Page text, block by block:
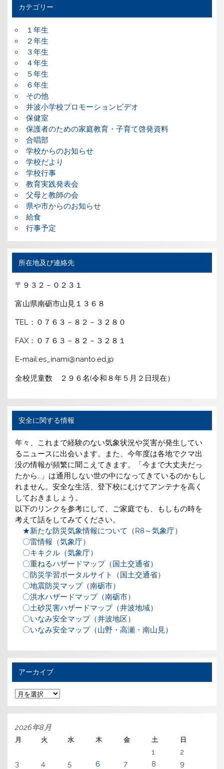
カテゴリー
１年生
２年生
３年生
４年生
５年生
６年生
その他
井波小学校プロモーションビデオ
保健室
保護者のための家庭教育・子育て啓発資料
合唱部
学校からのお知らせ
学校だより
学校行事
教育実践発表会
父母と教師の会
県や市からのお知らせ
給食
行事予定
所在地及び連絡先
〒９３２－０２３１
富山県南砺市山見１３６８
TEL：０７６３－８２－３２８０
FAX：０７６３－８２－３２８１
E-mail:es_inami@nanto.ed.jp
全校児童数 ２９６名(令和８年５月２日現在）
安全に関する情報
年々、これまで経験のない気象状況や災害が発生してい
るニュースに出会います。また、今年度は各地でクマ出
没の情報が頻繁に聞こえてきます。「今まで大丈夫だっ
たから…」は通用しない世の中になってきているのかもし
れません。安全な生活、登下校にむけてアンテナを高く
しておきましょう。
以下のリンクを参考にして、ご家庭でも、もしもの時を
考えて話をしてみてください。
★新たな防災気象情報について（R8～気象庁）
〇雷情報（気象庁）
〇キキクル（気象庁）
〇重ねるハザードマップ（国土交通省）
〇防災学習ポータルサイト（国土交通省）
〇地震防災マップ（南砺市）
〇洪水ハザードマップ（南砺市）
〇土砂災害ハザードマップ（井波地域）
〇いなみ安全マップ（井波地区）
〇いなみ安全マップ（山野・高瀬・南山見）
アーカイブ
ア
ー
カ
イ
2026年8月
月 火 水 木 金 土 日
1
2
3
4 5 6 7 8 9